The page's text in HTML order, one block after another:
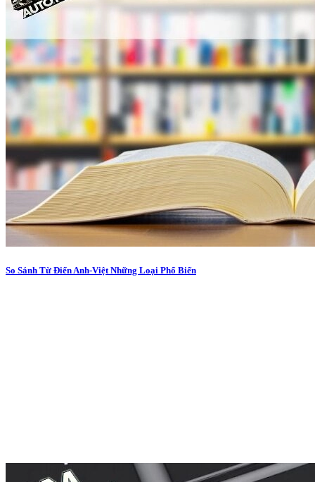
So Sánh Từ Điển Anh-Việt Những Loại Phổ Biến